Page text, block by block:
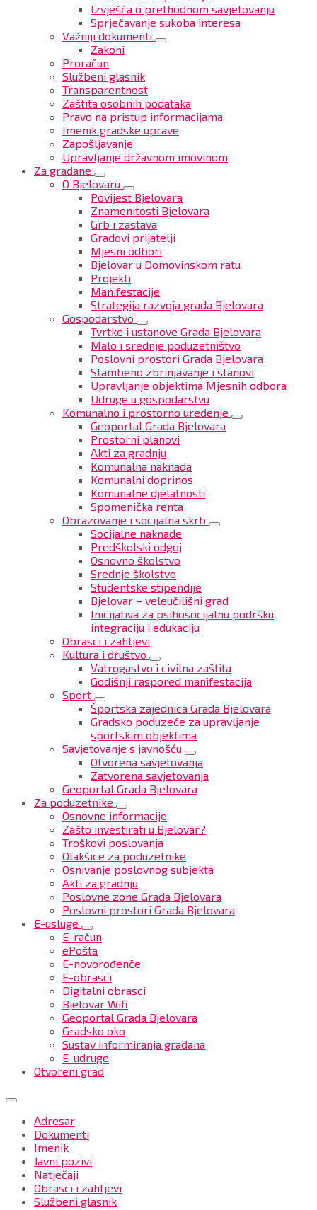
Izvješća o prethodnom savjetovanju
Sprječavanje sukoba interesa
Važniji dokumenti
Zakoni
Proračun
Službeni glasnik
Transparentnost
Zaštita osobnih podataka
Pravo na pristup informacijama
Imenik gradske uprave
Zapošljavanje
Upravljanje državnom imovinom
Za građane
O Bjelovaru
Povijest Bjelovara
Znamenitosti Bjelovara
Grb i zastava
Gradovi prijatelji
Mjesni odbori
Bjelovar u Domovinskom ratu
Projekti
Manifestacije
Strategija razvoja grada Bjelovara
Gospodarstvo
Tvrtke i ustanove Grada Bjelovara
Malo i srednje poduzetništvo
Poslovni prostori Grada Bjelovara
Stambeno zbrinjavanje i stanovi
Upravljanje objektima Mjesnih odbora
Udruge u gospodarstvu
Komunalno i prostorno uređenje
Geoportal Grada Bjelovara
Prostorni planovi
Akti za gradnju
Komunalna naknada
Komunalni doprinos
Komunalne djelatnosti
Spomenička renta
Obrazovanje i socijalna skrb
Socijalne naknade
Predškolski odgoj
Osnovno školstvo
Srednje školstvo
Studentske stipendije
Bjelovar – veleučilišni grad
Inicijativa za psihosocijalnu podršku,
integraciju i edukaciju
Obrasci i zahtjevi
Kultura i društvo
Vatrogastvo i civilna zaštita
Godišnji raspored manifestacija
Sport
Športska zajednica Grada Bjelovara
Gradsko poduzeće za upravljanje
sportskim objektima
Savjetovanje s javnošću
Otvorena savjetovanja
Zatvorena savjetovanja
Geoportal Grada Bjelovara
Za poduzetnike
Osnovne informacije
Zašto investirati u Bjelovar?
Troškovi poslovanja
Olakšice za poduzetnike
Osnivanje poslovnog subjekta
Akti za gradnju
Poslovne zone Grada Bjelovara
Poslovni prostori Grada Bjelovara
E-usluge
E-račun
ePošta
E-novorođenče
E-obrasci
Digitalni obrasci
Bjelovar Wifi
Geoportal Grada Bjelovara
Gradsko oko
Sustav informiranja građana
E-udruge
Otvoreni grad
Adresar
Dokumenti
Imenik
Javni pozivi
Natječaji
Obrasci i zahtjevi
Službeni glasnik